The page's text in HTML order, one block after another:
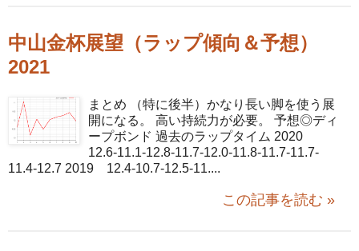
中山金杯展望（ラップ傾向＆予想）
2021
まとめ （特に後半）かなり長い脚を使う展
開になる。 高い持続力が必要。 予想◎ディ
ープボンド 過去のラップタイム 2020
12.6-11.1-12.8-11.7-12.0-11.8-11.7-11.7-
11.4-12.7 2019 12.4-10.7-12.5-11....
この記事を読む »